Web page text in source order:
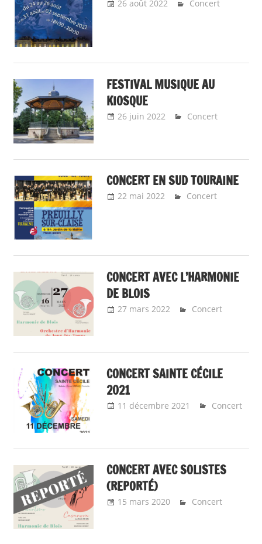
26 août 2022 admin9323
Concert
FESTIVAL MUSIQUE AU
KIOSQUE
26 juin 2022 admin9323
Concert
CONCERT EN SUD TOURAINE
22 mai 2022 admin9323
Concert
CONCERT AVEC L’HARMONIE
DE BLOIS
27 mars 2022 admin9323
Concert
CONCERT SAINTE CÉCILE
2021
11 décembre 2021
Concert
CONCERT AVEC SOLISTES
(REPORTÉ)
15 mars 2020 Emeline Design
Concert